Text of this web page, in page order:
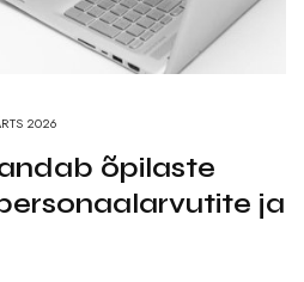
2026
õpilaste
ja